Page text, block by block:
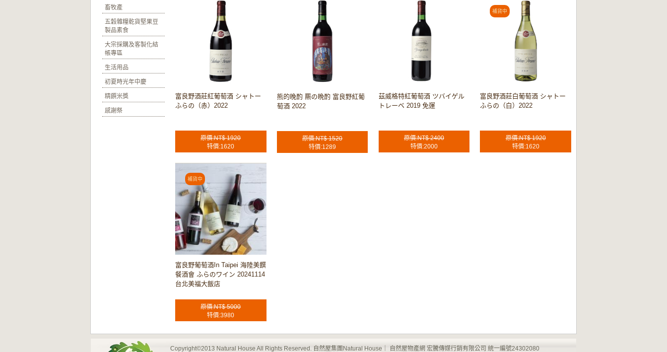
畜牧產
五穀雜糧乾貨堅果豆
製品素食
大宗採購及客製化結
帳專區
生活用品
初夏時光年中慶
精饌米獎
感謝祭
富良野酒莊紅葡萄酒 シャトー
ふらの（赤）2022
原價:NT$ 1920
特價:1620
熊的晚酌 羆の晩酌 富良野紅葡
萄酒 2022
原價:NT$ 1520
特價:1289
茲威格特紅葡萄酒 ツバイゲル
トレーベ 2019 免運
原價:NT$ 2400
特價:2000
富良野酒莊白葡萄酒 シャトー
ふらの（白）2022
原價:NT$ 1920
特價:1620
富良野葡萄酒In Taipei 海陸美饌
餐酒會 ふらのワイン 20241114
台北美福大飯店
原價:NT$ 5000
特價:3980
Copyright©2013 Natural House All Rights Reserved. 自然屋集團Natural House｜ 自然屋物產網 宏騰傳媒行銷有限公司 統一編號24302080